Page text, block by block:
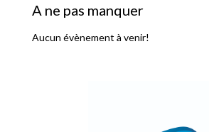
A ne pas manquer
Aucun évènement à venir!